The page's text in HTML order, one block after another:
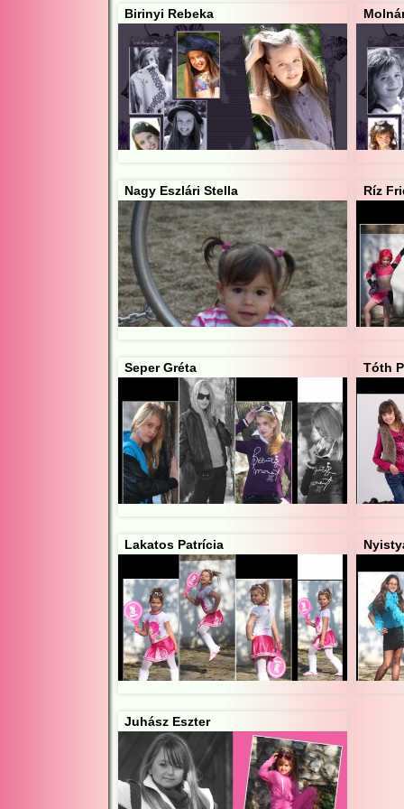
Birinyi Rebeka
Nagy Eszlári Stella Ríz
Seper Gréta Tóth
Lakatos Patrícia
Juhász Eszter